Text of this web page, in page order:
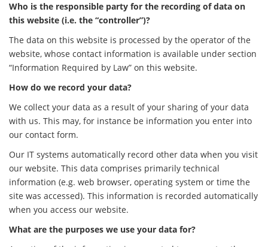
Who is the responsible party for the recording of data on
this website (i.e. the “controller”)?
The data on this website is processed by the operator of the
website, whose contact information is available under section
“Information Required by Law” on this website.
How do we record your data?
We collect your data as a result of your sharing of your data
with us. This may, for instance be information you enter into
our contact form.
Our IT systems automatically record other data when you visit
our website. This data comprises primarily technical
information (e.g. web browser, operating system or time the
site was accessed). This information is recorded automatically
when you access our website.
What are the purposes we use your data for?